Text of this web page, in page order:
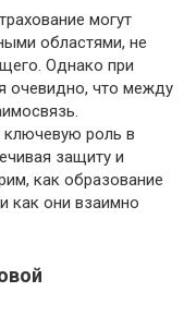
могут
областями, не
Однако при
очевидно, что между
ключевую роль в
защиту и
как образование
как они взаимно